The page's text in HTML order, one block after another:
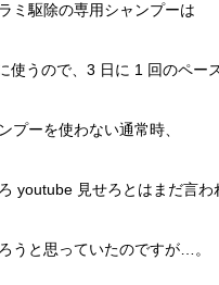
ミ駆除の専用シャンプーは
使うので、3 日に 1 回のペー
プーを使わない通常時、
youtube 見せろとはまだ言わ
うと思っていたのですが…。